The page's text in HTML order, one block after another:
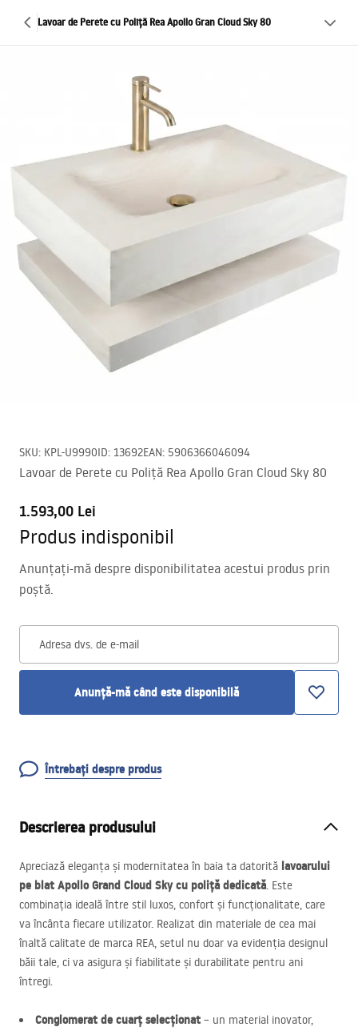
Lavoar de Perete cu Poliță Rea Apollo Gran Cloud Sky 80
SKU: KPL-U9990ID: 13692EAN: 5906366046094
Lavoar de Perete cu Poliță Rea Apollo Gran Cloud Sky 80
1.593,00 Lei
Produs indisponibil
Anunțați-mă despre disponibilitatea acestui produs prin
poștă.
Adresa dvs. de e-mail
Anunță-mă când este disponibilă
Întrebați despre produs
Descrierea produsului
Apreciază eleganța și modernitatea în baia ta datorită lavoarului
pe blat Apollo Grand Cloud Sky cu poliță dedicată. Este
combinația ideală între stil luxos, confort și funcționalitate, care
va încânta fiecare utilizator. Realizat din materiale de cea mai
înaltă calitate de marca REA, setul nu doar va evidenția designul
băii tale, ci va asigura și fiabilitate și durabilitate pentru ani
întregi.
Conglomerat de cuarț selecționat – un material inovator,